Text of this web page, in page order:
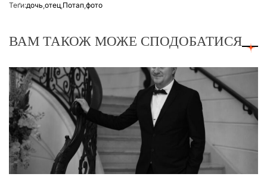
Теґи:дочь,отец,Потап,фото
ВАМ ТАКОЖ МОЖЕ СПОДОБАТИСЯ